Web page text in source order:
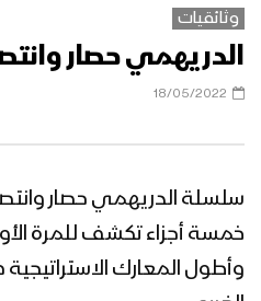
وثائقيات
الدريهمي حصار
سلسلة الدريهمي حصار
خمسة أجزاء تكشف للمرة
وأطول المعارك